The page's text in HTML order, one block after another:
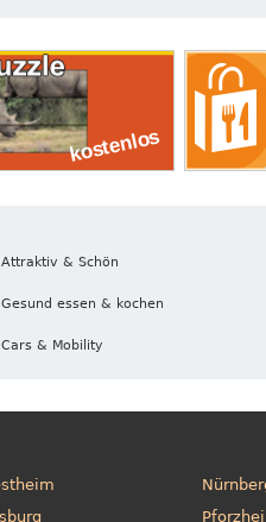
Attraktiv & Schön
Gesund essen & kochen
Cars & Mobility